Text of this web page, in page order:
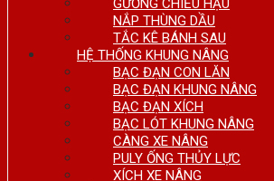
GƯƠNG CHIẾU HẬU
NẮP THÙNG DẦU
TẮC KÊ BÁNH SAU
HỆ THỐNG KHUNG NÂNG
BẠC ĐẠN CON LĂN
BẠC ĐẠN KHUNG NÂNG
BẠC ĐẠN XÍCH
BẠC LÓT KHUNG NÂNG
CÀNG XE NÂNG
PULY ỐNG THỦY LỰC
XÍCH XE NÂNG